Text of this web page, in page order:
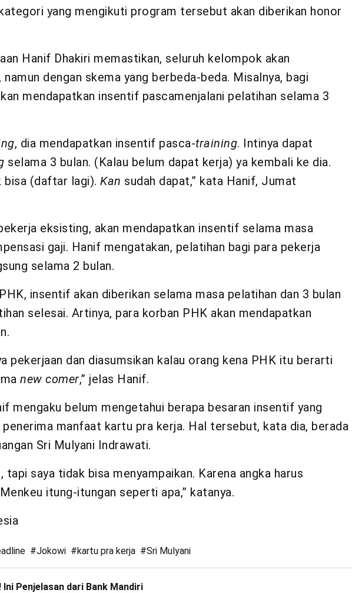
yang mengikuti program tersebut akan diberikan honor
Hanif Dhakiri memastikan, seluruh kelompok akan
dengan skema yang berbeda-beda. Misalnya, bagi
mendapatkan insentif pascamenjalani pelatihan selama 3
, dia mendapatkan insentif pasca-training. Intinya dapat
selama 3 bulan. (Kalau belum dapat kerja) ya kembali ke dia.
bisa (daftar lagi). Kan sudah dapat,” kata Hanif, Jumat
eksisting, akan mendapatkan insentif selama masa
gaji. Hanif mengatakan, pelatihan bagi para pekerja
selama 2 bulan.
insentif akan diberikan selama masa pelatihan dan 3 bulan
selesai. Artinya, para korban PHK akan mendapatkan
pekerjaan dan diasumsikan kalau orang kena PHK itu berarti
new comer,” jelas Hanif.
mengaku belum mengetahui berapa besaran insentif yang
penerima manfaat kartu pra kerja. Hal tersebut, kata dia, berada
Sri Mulyani Indrawati.
tapi saya tidak bisa menyampaikan. Karena angka harus
itung-itungan seperti apa,” katanya.
#Jokowi #kartu pra kerja #Sri Mulyani
Ini Penjelasan dari Bank Mandiri